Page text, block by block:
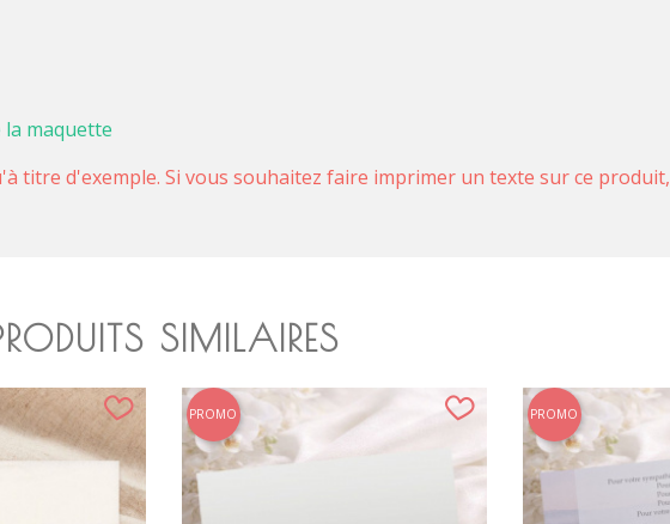
la maquette
titre d'exemple. Si vous souhaitez faire imprimer un texte sur ce produit,
SIMILAIRES
PROMO PROMO